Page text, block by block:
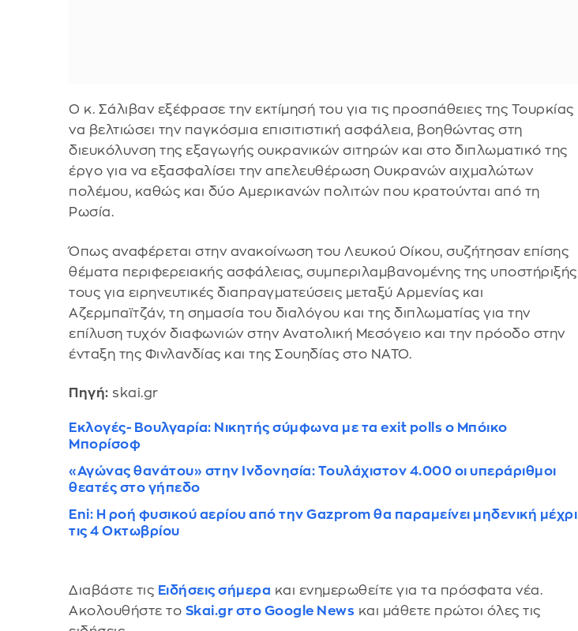
Ο κ. Σάλιβαν εξέφρασε την εκτίμησή του για τις προσπάθειες της Τουρκίας
να βελτιώσει την παγκόσμια επισιτιστική ασφάλεια, βοηθώντας στη
διευκόλυνση της εξαγωγής ουκρανικών σιτηρών και στο διπλωματικό της
έργο για να εξασφαλίσει την απελευθέρωση Ουκρανών αιχμαλώτων
πολέμου, καθώς και δύο Αμερικανών πολιτών που κρατούνται από τη
Ρωσία.
Όπως αναφέρεται στην ανακοίνωση του Λευκού Οίκου, συζήτησαν επίσης
θέματα περιφερειακής ασφάλειας, συμπεριλαμβανομένης της υποστήριξής
τους για ειρηνευτικές διαπραγματεύσεις μεταξύ Αρμενίας και
Αζερμπαϊτζάν, τη σημασία του διαλόγου και της διπλωματίας για την
επίλυση τυχόν διαφωνιών στην Ανατολική Μεσόγειο και την πρόοδο στην
ένταξη της Φινλανδίας και της Σουηδίας στο ΝΑΤΟ.
Πηγή: skai.gr
Εκλογές- Βουλγαρία: Νικητής σύμφωνα με τα exit polls ο Μπόικο
Μπορίσοφ
«Αγώνας θανάτου» στην Ινδονησία: Τουλάχιστον 4.000 οι υπεράριθμοι
θεατές στο γήπεδο
Eni: H ροή φυσικού αερίου από την Gazprom θα παραμείνει μηδενική μέχρι
τις 4 Οκτωβρίου
Διαβάστε τις Ειδήσεις σήμερα και ενημερωθείτε για τα πρόσφατα νέα.
Ακολουθήστε το Skai.gr στο Google News και μάθετε πρώτοι όλες τις